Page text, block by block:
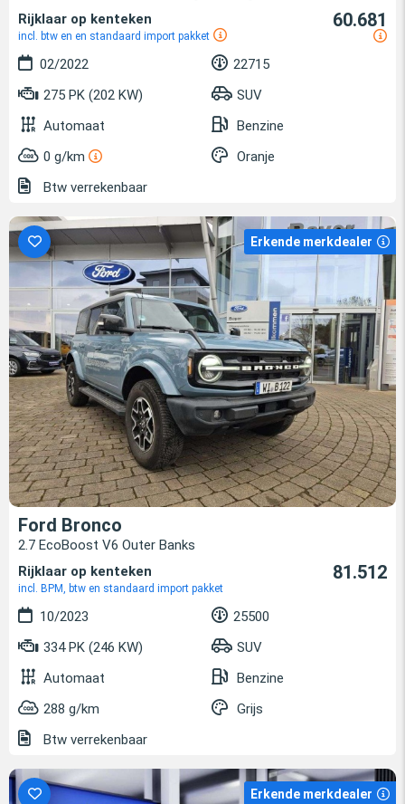
Rijklaar op kenteken
incl. btw en en standaard import pakket
60.681
02/2022
22715
275 PK (202 KW)
SUV
Automaat
Benzine
0 g/km
Oranje
Btw verrekenbaar
Erkende merkdealer
Ford Bronco
2.7 EcoBoost V6 Outer Banks
Rijklaar op kenteken
incl. BPM, btw en standaard import pakket
81.512
10/2023
25500
334 PK (246 KW)
SUV
Automaat
Benzine
288 g/km
Grijs
Btw verrekenbaar
Erkende merkdealer